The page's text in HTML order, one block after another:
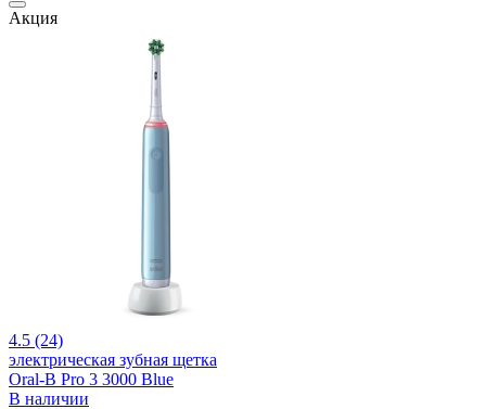
Акция
4.5 (24)
электрическая зубная щетка
Oral-B Pro 3 3000 Blue
В наличии